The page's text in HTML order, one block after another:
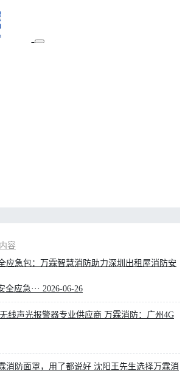
容
应急包：万霖智慧消防助力深圳出租屋消防安
应急··· 2026-06-26
线声光报警器专业供应商 万霖消防：广州4G
消防面罩，用了都说好 沈阳王先生选择万霖消